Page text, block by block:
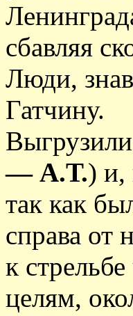
сбавляя
Люди,
Гатчину.
— А.Т.) и,
так как
справа от
к
целям,